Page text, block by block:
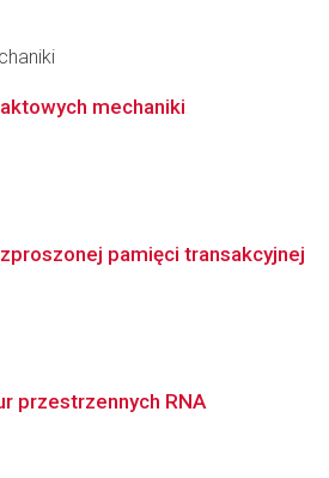
mechaniki
pamięci transakcyjnej
przestrzennych RNA